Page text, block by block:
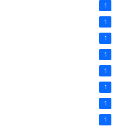
1
1
1
1
1
1
1
1